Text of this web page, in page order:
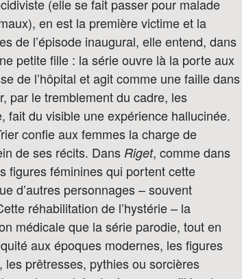
(elle se fait passer pour malade
en est la première victime et la
de l’épisode inaugural, elle entend, dans
petite fille : la série ouvre là la porte aux
de l’hôpital et agit comme une faille dans
par le tremblement du cadre, les
fait du visible une expérience hallucinée.
confie aux femmes la charge de
de ses récits. Dans Riget, comme dans
figures féminines qui portent cette
d’autres personnages – souvent
réhabilitation de l’hystérie – la
médicale que la série parodie, tout en
aux époques modernes, les figures
prêtresses, pythies ou sorcières